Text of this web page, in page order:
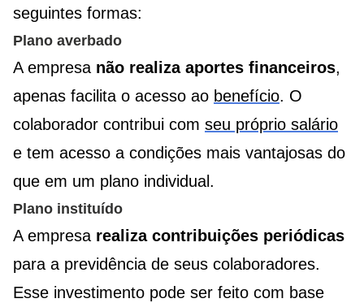
seguintes formas:
Plano averbado
A empresa não realiza aportes financeiros,
apenas facilita o acesso ao benefício. O
colaborador contribui com seu próprio salário
e tem acesso a condições mais vantajosas do
que em um plano individual.
Plano instituído
A empresa realiza contribuições periódicas
para a previdência de seus colaboradores.
Esse investimento pode ser feito com base